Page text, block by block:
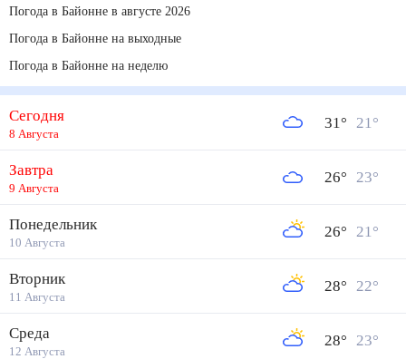
Погода в Байонне в августе 2026
Погода в Байонне на выходные
Погода в Байонне на неделю
Сегодня
8 Августа
31° 21°
Завтра
9 Августа
26° 23°
Понедельник
10 Августа
26° 21°
Вторник
11 Августа
28° 22°
Среда
12 Августа
28° 23°